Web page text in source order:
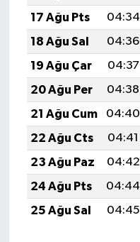
17 Ağu Pts
04:34
18 Ağu Sal
04:36
19 Ağu Çar
04:37
20 Ağu Per
04:38
21 Ağu Cum
04:40
22 Ağu Cts
04:41
23 Ağu Paz
04:42
24 Ağu Pts
04:44
25 Ağu Sal
04:45